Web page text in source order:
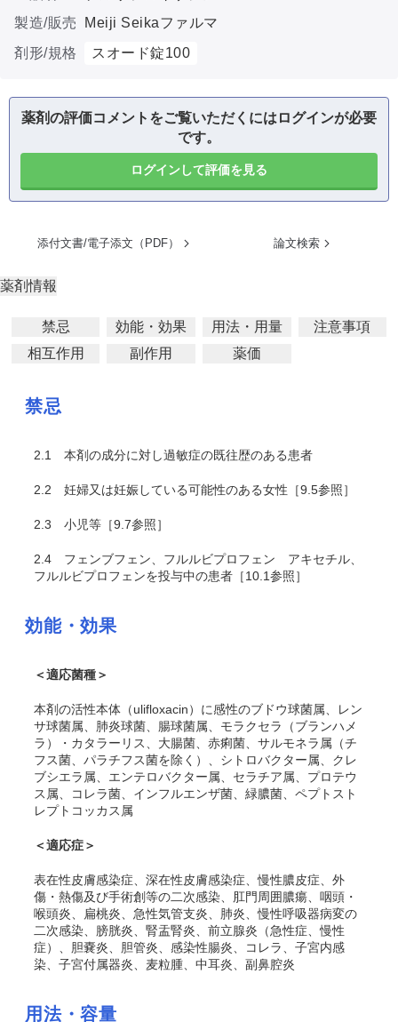
製造/販売
Meiji Seikaファルマ
剤形/規格
スオード錠100
薬剤の評価コメントをご覧いただくにはログインが必要
です。
ログインして評価を見る
添付文書/電子添文（PDF） 論文検索
薬剤情報
禁忌 効能・効果 用法・用量
注意事項
相互作用
副作用 薬価
禁忌
2.1 本剤の成分に対し過敏症の既往歴のある患者
2.2 妊婦又は妊娠している可能性のある女性［9.5参照］
2.3 小児等［9.7参照］
2.4 フェンブフェン、フルルビプロフェン アキセチル、
フルルビプロフェンを投与中の患者［10.1参照］
効能・効果
＜適応菌種＞
本剤の活性本体（ulifloxacin）に感性のブドウ球菌属、レン
サ球菌属、肺炎球菌、腸球菌属、モラクセラ（ブランハメ
ラ）・カタラーリス、大腸菌、赤痢菌、サルモネラ属（チ
フス菌、パラチフス菌を除く）、シトロバクター属、クレ
ブシエラ属、エンテロバクター属、セラチア属、プロテウ
ス属、コレラ菌、インフルエンザ菌、緑膿菌、ペプトスト
レプトコッカス属
＜適応症＞
表在性皮膚感染症、深在性皮膚感染症、慢性膿皮症、外
傷・熱傷及び手術創等の二次感染、肛門周囲膿瘍、咽頭・
喉頭炎、扁桃炎、急性気管支炎、肺炎、慢性呼吸器病変の
二次感染、膀胱炎、腎盂腎炎、前立腺炎（急性症、慢性
症）、胆嚢炎、胆管炎、感染性腸炎、コレラ、子宮内感
染、子宮付属器炎、麦粒腫、中耳炎、副鼻腔炎
用法・容量